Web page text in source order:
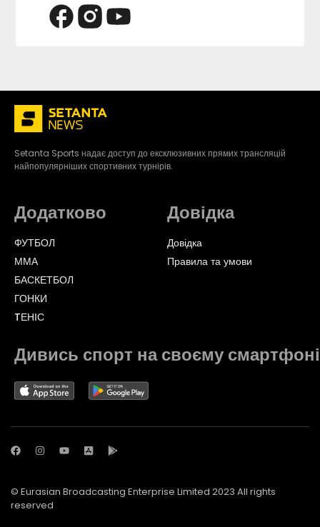
Setanta Sports надає доступ до ексклюзивних прямих трансляцій
найпопулярніших спортивних турнірів.
Додатково
ФУТБОЛ
ММА
БАСКЕТБОЛ
ГОНКИ
TЕНІС
Довідка
Довідка
Правила та умови
Дивись спорт на своєму смартфоні
© Eurasian Broadcasting Enterprise Limited 2023 All rights
reserved